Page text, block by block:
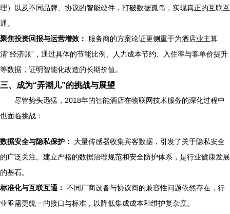
理）以及不同品牌、协议的智能硬件，打破数据孤岛，实现真正的互联互
通。
聚焦投资回报与运营增效：
服务商的方案论证更侧重于为酒店业主算
清“经济账”，通过具体的节能比例、人力成本节约、入住率与客单价提升
等数据，证明智能化改造的长期价值。
三、成为“弄潮儿”的挑战与展望
尽管势头迅猛，2018年的智能酒店在物联网技术服务的深化过程中
也面临挑战：
数据安全与隐私保护：
大量传感器收集宾客数据，引发了关于隐私安全
的广泛关注。建立严格的数据治理规范和安全防护体系，是行业健康发展
的基石。
标准化与互联互通： 不同厂商设备与协议间的兼容性问题依然存在，行
业亟需更统一的接口与标准，以降低集成成本和维护复杂度。